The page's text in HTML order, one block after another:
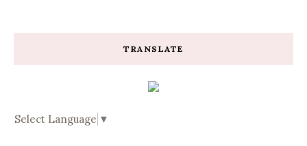
TRANSLATE
Select Language ▼